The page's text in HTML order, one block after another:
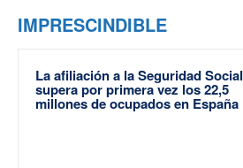
IMPRESCINDIBLE
La afiliación a la Seguridad Social
supera por primera vez los 22,5
millones de ocupados en España